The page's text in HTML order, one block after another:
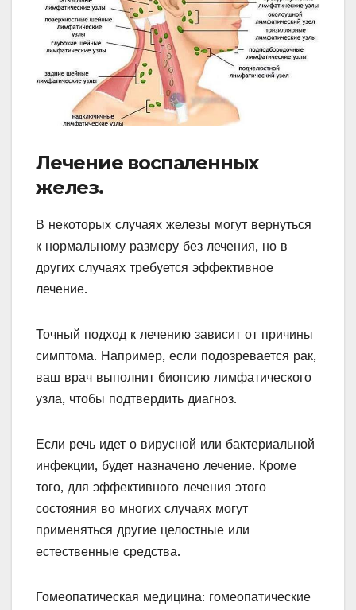
Лечение воспаленных
желез.
В некоторых случаях железы могут вернуться
к нормальному размеру без лечения, но в
других случаях требуется эффективное
лечение.
Точный подход к лечению зависит от причины
симптома. Например, если подозревается рак,
ваш врач выполнит биопсию лимфатического
узла, чтобы подтвердить диагноз.
Если речь идет о вирусной или бактериальной
инфекции, будет назначено лечение. Кроме
того, для эффективного лечения этого
состояния во многих случаях могут
применяться другие целостные или
естественные средства.
Гомеопатическая медицина: гомеопатические